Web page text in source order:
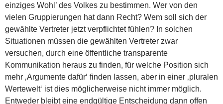
einziges Wohl’ des Volkes zu bestimmen. Wer von den
vielen Gruppierungen hat dann Recht? Wem soll sich der
gewählte Vertreter jetzt verpflichtet fühlen? In solchen
Situationen müssen die gewählten Vertreter zwar
versuchen, durch eine öffentliche transparente
Kommunikation heraus zu finden, für welche Position sich
mehr ‚Argumente dafür‘ finden lassen, aber in einer ‚pluralen
Wertewelt‘ ist dies möglicherweise nicht immer möglich.
Entweder bleibt eine endgültige Entscheidung dann offen